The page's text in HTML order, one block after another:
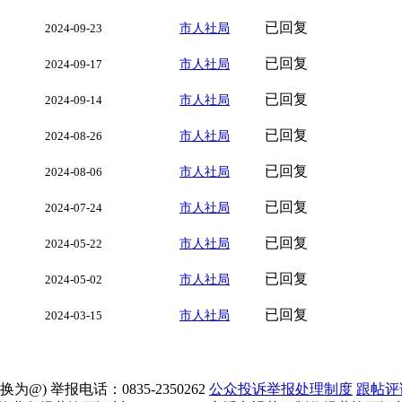
2024-09-23 市人社局 已回复
2024-09-17 市人社局 已回复
2024-09-14 市人社局 已回复
2024-08-26 市人社局 已回复
2024-08-06 市人社局 已回复
2024-07-24 市人社局 已回复
2024-05-22 市人社局 已回复
2024-05-02 市人社局 已回复
2024-03-15 市人社局 已回复
为@) 举报电话：0835-2350262 公众投诉举报处理制度 跟帖